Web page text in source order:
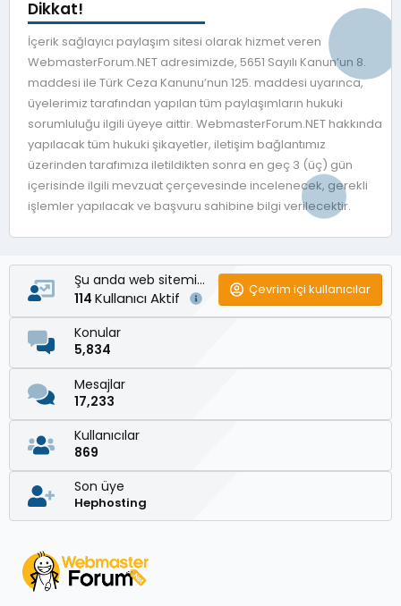
Dikkat!
İçerik sağlayıcı paylaşım sitesi olarak hizmet veren
WebmasterForum.NET adresimizde, 5651 Sayılı Kanun’un 8.
maddesi ile Türk Ceza Kanunu’nun 125. maddesi uyarınca,
üyelerimiz tarafından yapılan tüm paylaşımların hukuki
sorumluluğu ilgili üyeye aittir. WebmasterForum.NET hakkında
yapılacak tüm hukuki şikayetler, iletişim bağlantımız
üzerinden tarafımıza iletildikten sonra en geç 3 (üç) gün
içerisinde ilgili mevzuat çerçevesinde incelenecek, gerekli
işlemler yapılacak ve başvuru sahibine bilgi verilecektir.
Şu anda web sitemizde
114 Kullanıcı Aktif Çevrim içi kullanıcılar
Konular
5,834
Mesajlar
17,233
Kullanıcılar
869
Son üye
Hephosting